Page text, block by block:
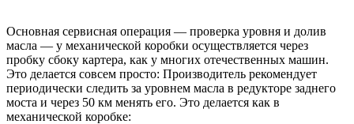
Основная сервисная операция — проверка уровня и долив
масла — у механической коробки осуществляется через
пробку сбоку картера, как у многих отечественных машин.
Это делается совсем просто: Производитель рекомендует
периодически следить за уровнем масла в редукторе заднего
моста и через 50 км менять его. Это делается как в
механической коробке: